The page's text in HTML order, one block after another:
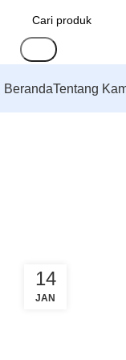
BerandaTentang
14
JAN